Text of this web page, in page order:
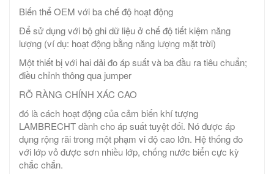
Biến thể OEM với ba chế độ hoạt động
Để sử dụng với bộ ghi dữ liệu ở chế độ tiết kiệm năng
lượng (ví dụ: hoạt động bằng năng lượng mặt trời)
Một thiết bị với hai dải đo áp suất và ba đầu ra tiêu chuẩn;
điều chỉnh thông qua jumper
RÕ RÀNG CHÍNH XÁC CAO
đó là cách hoạt động của cảm biến khí tượng
LAMBRECHT dành cho áp suất tuyệt đối. Nó được áp
dụng rộng rãi trong một phạm vi độ cao lớn. Hệ thống đo
với lớp vỏ được sơn nhiều lớp, chống nước biển cực kỳ
chắc chắn.